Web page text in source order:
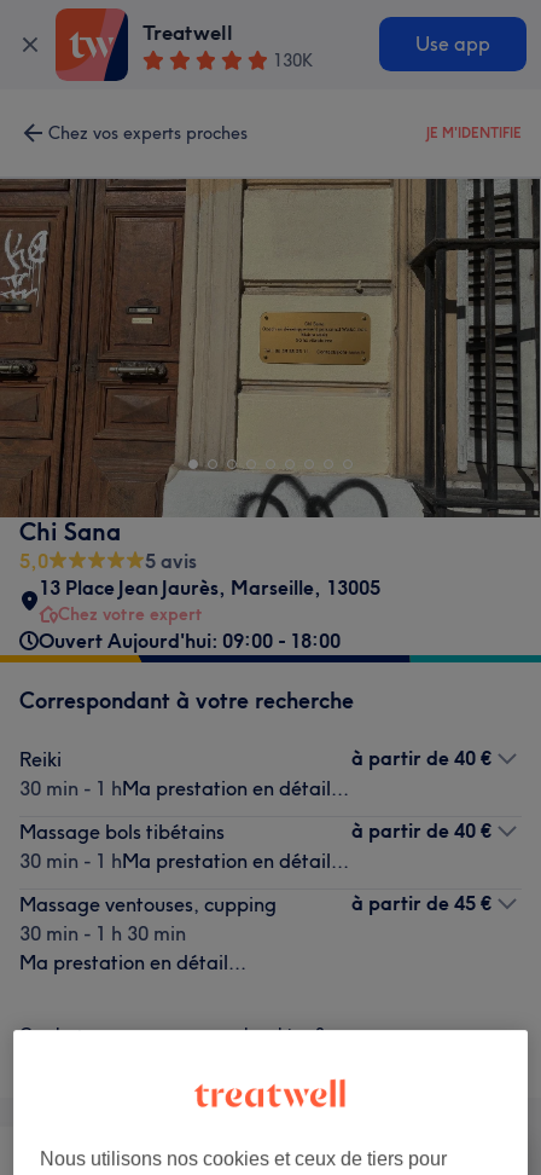
Treatwell
130K
Use app
Chez vos experts proches JE M'IDENTIFIE
Chi Sana
5,0
5 avis
13 Place Jean Jaurès, Marseille, 13005
Chez votre expert
Ouvert Aujourd'hui: 09:00 - 18:00
Correspondant à votre recherche
Reiki
30 min - 1 hMa prestation en détail...
à partir de 40 €
Massage bols tibétains
30 min - 1 hMa prestation en détail...
à partir de 40 €
Massage ventouses, cupping
30 min - 1 h 30 min
Ma prestation en détail...
à partir de 45 €
Ce n'est pas ce que vous recherchiez ?
Nous utilisons nos cookies et ceux de tiers pour